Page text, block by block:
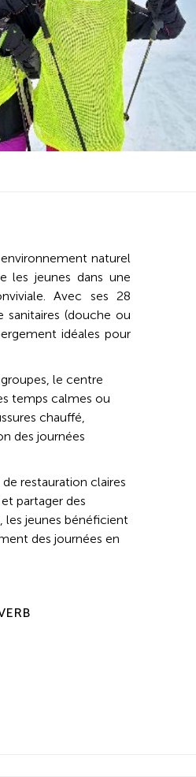
naturel
les jeunes dans une
Avec ses 28
(douche ou
idéales pour
le centre
temps calmes ou
chauffé,
des journées
restauration claires
partager des
les jeunes bénéficient
des journées en